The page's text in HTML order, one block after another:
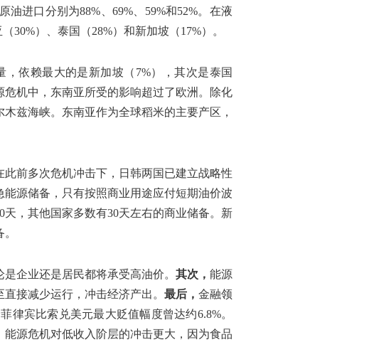
进口分别为88%、69%、59%和52%。在液
）、泰国（28%）和新加坡（17%）。
依赖最大的是新加坡（7%），其次是泰国
危机中，东南亚所受的影响超过了欧洲。除化
兹海峡。东南亚作为全球稻米的主要产区，
前多次危机冲击下，日韩两国已建立战略性
源储备，只有按照商业用途应付短期油价波
，其他国家多数有30天左右的商业储备。新
企业还是居民都将承受高油价。 其次， 能源
接减少运行，冲击经济产出。 最后， 金融领
宾比索兑美元最大贬值幅度曾达约6.8%。
源危机对低收入阶层的冲击更大，因为食品